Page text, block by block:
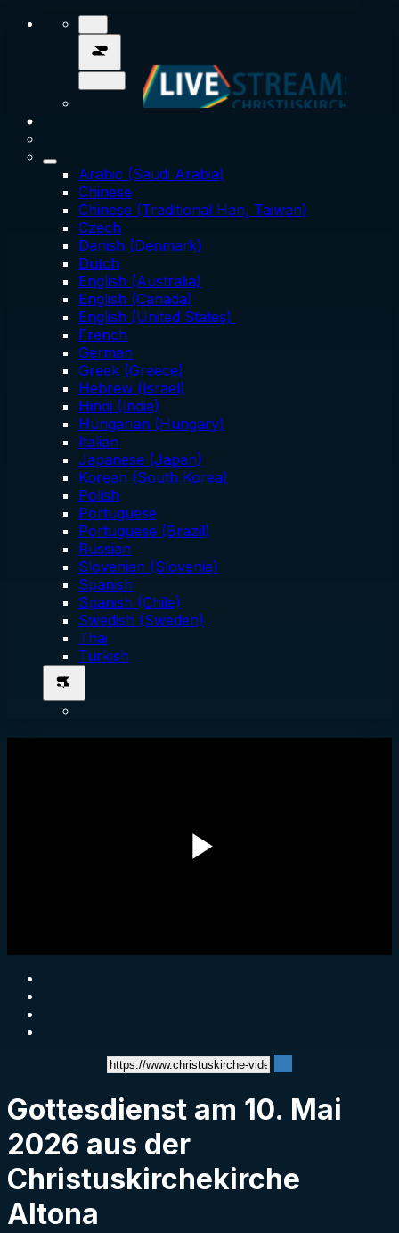
Arabic (Saudi Arabia)
Chinese
Chinese (Traditional Han, Taiwan)
Czech
Danish (Denmark)
Dutch
English (Australia)
English (Canada)
English (United States)
French
German
Greek (Greece)
Hebrew (Israel)
Hindi (India)
Hungarian (Hungary)
Italian
Japanese (Japan)
Korean (South Korea)
Polish
Portuguese
Portuguese (Brazil)
Russian
Slovenian (Slovenia)
Spanish
Spanish (Chile)
Swedish (Sweden)
Thai
Turkish
Gottesdienst am 10. Mai
2026 aus der
Christuskirchekirche
Altona